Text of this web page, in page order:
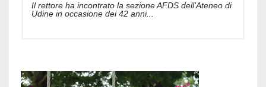
Il rettore ha incontrato la sezione AFDS dell'Ateneo di
Udine in occasione dei 42 anni...